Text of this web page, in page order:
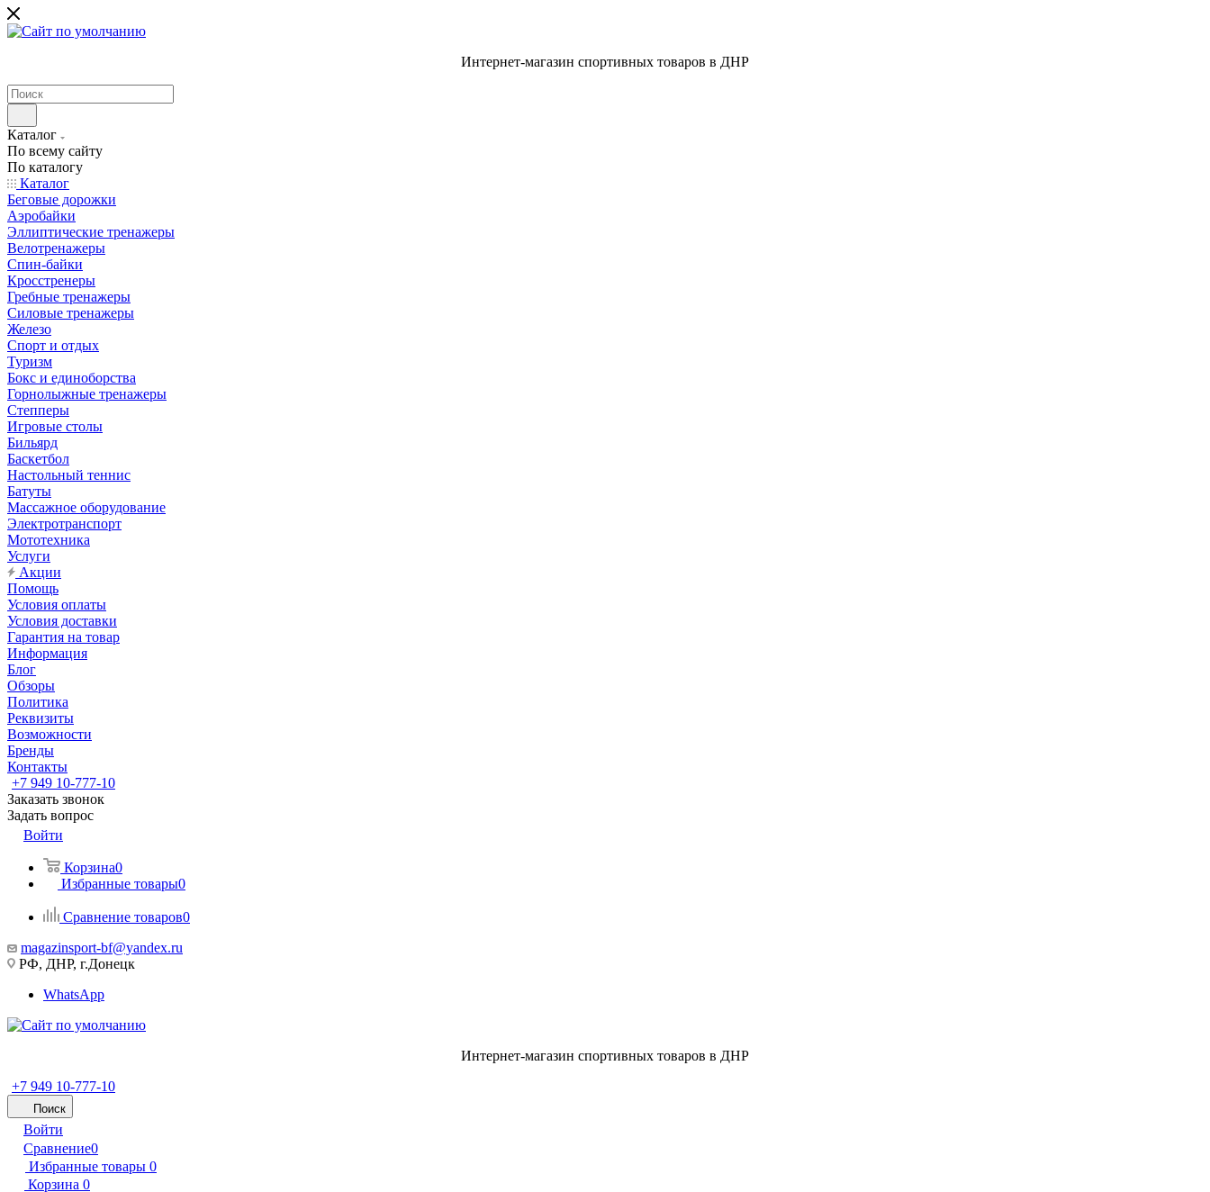
Интернет-магазин спортивных товаров в ДНР
Каталог
По всему сайту
По каталогу
Каталог
Беговые дорожки
Аэробайки
Эллиптические тренажеры
Велотренажеры
Спин-байки
Кросстренеры
Гребные тренажеры
Силовые тренажеры
Железо
Спорт и отдых
Туризм
Бокс и единоборства
Горнолыжные тренажеры
Степперы
Игровые столы
Бильярд
Баскетбол
Настольный теннис
Батуты
Массажное оборудование
Электротранспорт
Мототехника
Услуги
Акции
Помощь
Условия оплаты
Условия доставки
Гарантия на товар
Информация
Блог
Обзоры
Политика
Реквизиты
Возможности
Бренды
Контакты
+7 949 10-777-10
Заказать звонок
Задать вопрос
Войти
Корзина0
Избранные товары0
Сравнение товаров0
magazinsport-bf@yandex.ru
РФ, ДНР, г.Донецк
WhatsApp
Интернет-магазин спортивных товаров в ДНР
+7 949 10-777-10
Поиск
Войти
Сравнение0
Избранные товары 0
Корзина 0